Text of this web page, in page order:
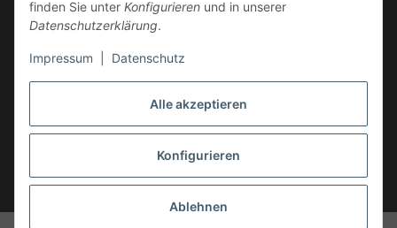
Alle akzeptieren
Konfigurieren
Ablehnen
finden Sie unter Konfigurieren und in unserer
Datenschutzerklärung.
Impressum Datenschutz
* Alle Preise inkl. gesetzlicher USt., zzgl.Versand